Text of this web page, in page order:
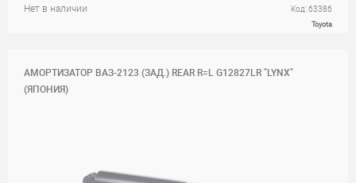
Нет в наличии Код: 63386
Toyota
АМОРТИЗАТОР ВАЗ-2123 (ЗАД.) REAR R=L G12827LR "LYNX"
(ЯПОНИЯ)